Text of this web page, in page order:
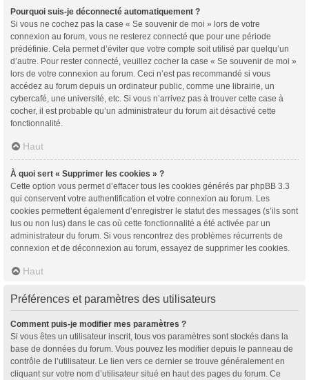
Pourquoi suis-je déconnecté automatiquement ?
Si vous ne cochez pas la case « Se souvenir de moi » lors de votre
connexion au forum, vous ne resterez connecté que pour une période
prédéfinie. Cela permet d’éviter que votre compte soit utilisé par quelqu’un
d’autre. Pour rester connecté, veuillez cocher la case « Se souvenir de moi »
lors de votre connexion au forum. Ceci n’est pas recommandé si vous
accédez au forum depuis un ordinateur public, comme une librairie, un
cybercafé, une université, etc. Si vous n’arrivez pas à trouver cette case à
cocher, il est probable qu’un administrateur du forum ait désactivé cette
fonctionnalité.
Haut
À quoi sert « Supprimer les cookies » ?
Cette option vous permet d’effacer tous les cookies générés par phpBB 3.3
qui conservent votre authentification et votre connexion au forum. Les
cookies permettent également d’enregistrer le statut des messages (s’ils sont
lus ou non lus) dans le cas où cette fonctionnalité a été activée par un
administrateur du forum. Si vous rencontrez des problèmes récurrents de
connexion et de déconnexion au forum, essayez de supprimer les cookies.
Haut
Préférences et paramètres des utilisateurs
Comment puis-je modifier mes paramètres ?
Si vous êtes un utilisateur inscrit, tous vos paramètres sont stockés dans la
base de données du forum. Vous pouvez les modifier depuis le panneau de
contrôle de l’utilisateur. Le lien vers ce dernier se trouve généralement en
cliquant sur votre nom d’utilisateur situé en haut des pages du forum. Ce